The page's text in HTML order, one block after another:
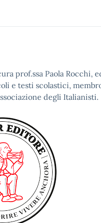
prof.ssa Paola Rocchi,
e testi scolastici,
degli Italianisti.